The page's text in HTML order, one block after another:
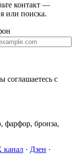
контакт —
или поиска.
соглашаетесь с
фарфор, бронза,
канал · Дзен ·